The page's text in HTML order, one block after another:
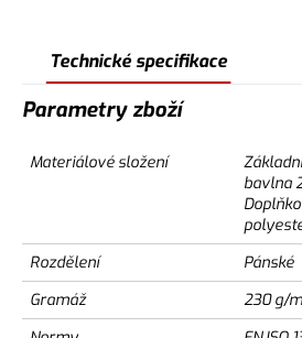
Technické specifikace
Parametry zboží
Materiálové složení
bavlna
Rozdělení
Pánské
Gramáž
230 g/